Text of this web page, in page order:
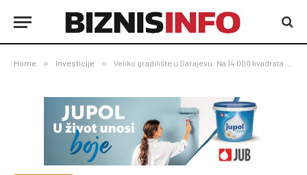
Home » Investicije » Veliko gradilište u Sarajevu: Na 14.000 kvadrata raste kompleks sa 450 stanova i velikim trgom